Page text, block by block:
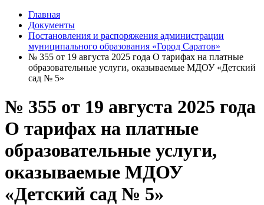
Главная
Документы
Постановления и распоряжения администрации
муниципального образования «Город Саратов»
№ 355 от 19 августа 2025 года О тарифах на платные
образовательные услуги, оказываемые МДОУ «Детский
сад № 5»
№ 355 от 19 августа 2025 года
О тарифах на платные
образовательные услуги,
оказываемые МДОУ
«Детский сад № 5»